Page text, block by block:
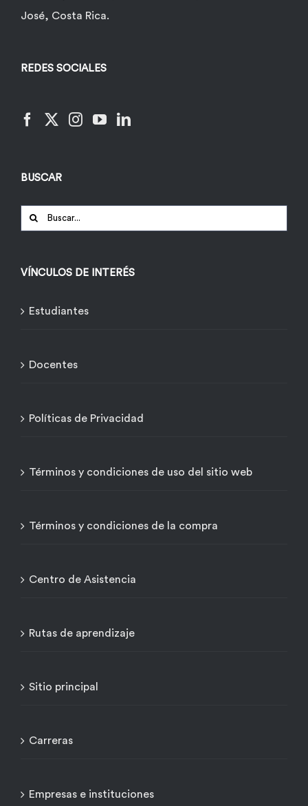
José, Costa Rica.
REDES SOCIALES
BUSCAR
Buscar:
VÍNCULOS DE INTERÉS
Estudiantes
Docentes
Políticas de Privacidad
Términos y condiciones de uso del sitio web
Términos y condiciones de la compra
Centro de Asistencia
Rutas de aprendizaje
Sitio principal
Carreras
Empresas e instituciones